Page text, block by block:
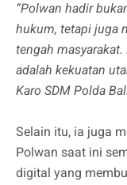
“Polwan hadir
hukum, tetapi juga
tengah
adalah kekuatan
Karo SDM Polda
Selain itu, ia juga
Polwan saat ini
digital yang